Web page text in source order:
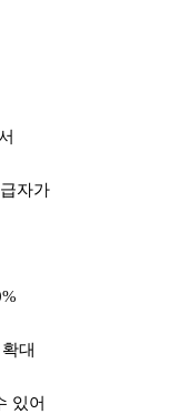
자가
대
있어